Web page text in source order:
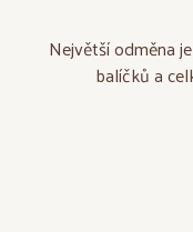
Největší odměna
balíčků a